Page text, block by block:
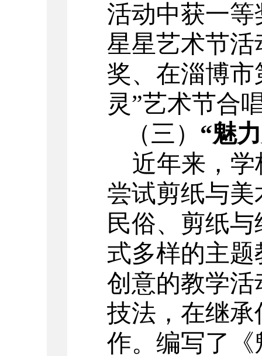
活动中获一
星星艺术节
奖、在淄博市
灵”艺术节合
（三） “魅
近年来，
尝试剪纸与
民俗、剪纸
式多样的主
创意的教学
技法，在继
作。编写了